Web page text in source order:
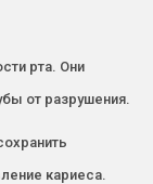
рта. Они
от разрушения.
кариеса.